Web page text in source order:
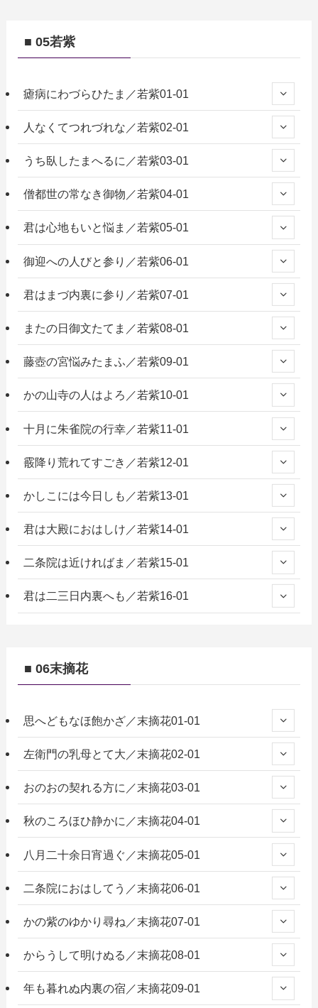
■ 05若紫
瘧病にわづらひたま／若紫01-01
人なくてつれづれな／若紫02-01
うち臥したまへるに／若紫03-01
僧都世の常なき御物／若紫04-01
君は心地もいと悩ま／若紫05-01
御迎への人びと参り／若紫06-01
君はまづ内裏に参り／若紫07-01
またの日御文たてま／若紫08-01
藤壺の宮悩みたまふ／若紫09-01
かの山寺の人はよろ／若紫10-01
十月に朱雀院の行幸／若紫11-01
霰降り荒れてすごき／若紫12-01
かしこには今日しも／若紫13-01
君は大殿におはしけ／若紫14-01
二条院は近ければま／若紫15-01
君は二三日内裏へも／若紫16-01
■ 06末摘花
思へどもなほ飽かざ／末摘花01-01
左衛門の乳母とて大／末摘花02-01
おのおの契れる方に／末摘花03-01
秋のころほひ静かに／末摘花04-01
八月二十余日宵過ぐ／末摘花05-01
二条院におはしてう／末摘花06-01
かの紫のゆかり尋ね／末摘花07-01
からうして明けぬる／末摘花08-01
年も暮れぬ内裏の宿／末摘花09-01